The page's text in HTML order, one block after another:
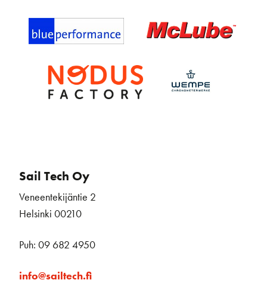
Sail Tech Oy
Veneentekijäntie 2
Helsinki 00210
Puh: 09 682 4950
info@sailtech.fi